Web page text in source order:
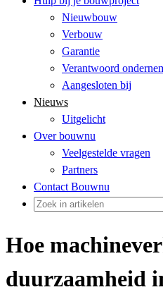
Nieuwbouw
Verbouw
Garantie
Verantwoord
Aangesloten bij
Nieuws
Uitgelicht
Over bouwnu
Veelgestelde vragen
Partners
Contact Bouwnu
Hoe
duurzaamheid